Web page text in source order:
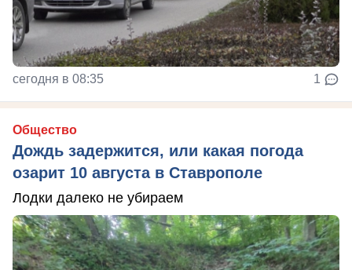
сегодня в 08:35 1
Общество
Дождь задержится, или какая погода
озарит 10 августа в Ставрополе
Лодки далеко не убираем